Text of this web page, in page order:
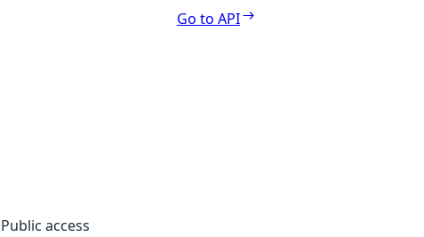
Go to API
Public access